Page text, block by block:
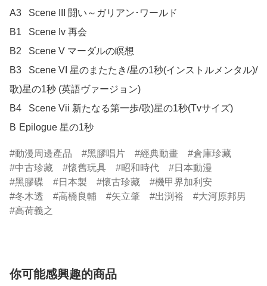
A3	Scene III 闘い～ガリアン･ワールド
B1	Scene Iv 再会
B2	Scene V マーダルの瞑想
B3	Scene VI 星のまたたき/星の1秒(インストルメンタル)/
歌)星の1秒 (英語ヴァージョン)
B4	Scene Vii 新たなる第一歩/歌)星の1秒(Tvサイズ)
B	Epilogue 星の1秒
動漫周邊產品 黑膠唱片 經典動畫
倉庫珍藏
中古珍藏
懷舊玩具 昭和時代
日本動漫
黑膠碟
日本製 懷古珍藏
機甲界加利安
冬木透
高橋良輔 矢立肇 出渕裕
大河原邦男
高荷義之
你可能感興趣的商品